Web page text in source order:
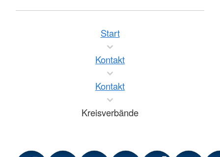
Start
Kontakt
Kontakt
Kreisverbände